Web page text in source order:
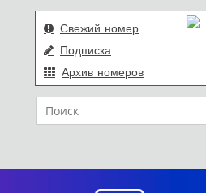
Свежий номер
Подписка
Архив номеров
Поиск